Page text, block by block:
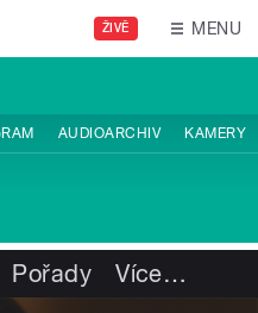
ŽIVĚ MENU
AUDIOARCHIV KAMERY
Pořady Více…